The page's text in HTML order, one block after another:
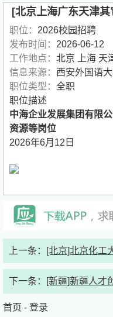
[北京上海广东天津
职位： 2026校园招聘
发布时间： 2026-06-12
工作地点： 北京 上海 天
信息来源： 西安外国语
职位类型： 全职
职位描述
中海企业发展集团有限
资源等岗位
2026年6月12日
上一条： [北京]北京化工
下一条： [新疆]新疆人才
首页 - 登录